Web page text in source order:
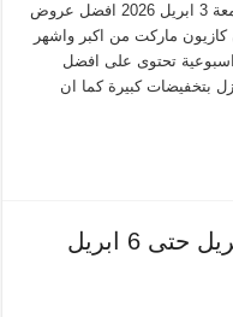
العروض الجديدة من كازيون تسرى من الجمعة 3 ابريل 2026 افضل عروض
ماركت من اكبر واشهر
تحتوى على افضل
بتخفيضات كبيرة كما ان
عروض كازيون الخميس 2 ابريل حتى 6 ابريل